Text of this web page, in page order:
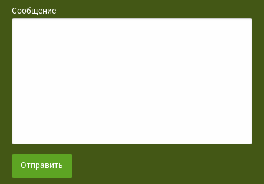
Сообщение
Отправить